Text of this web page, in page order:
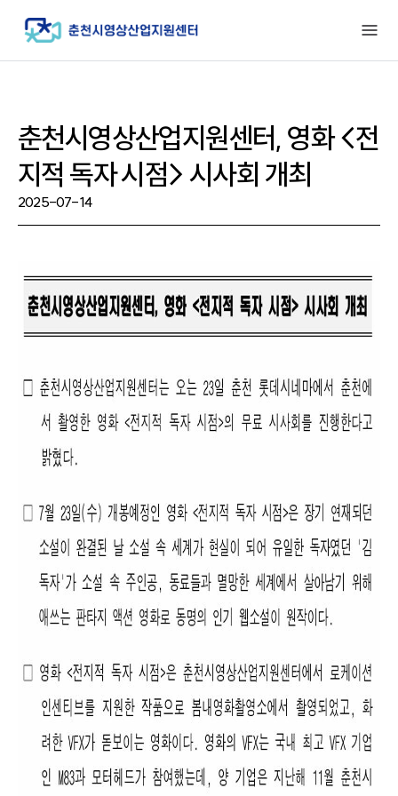
춘천시영상산업지원센터, 영화 <전
지적 독자 시점> 시사회 개최
2025-07-14